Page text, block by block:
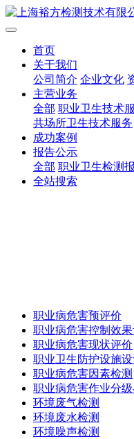
首页
关于我们
公司简介 企业文化
主营业务
全部 职业卫生技术
共场所卫生技术服务
成功案例
报告公示
全部 职业卫生检测
全站搜索
职业病危害预评价
职业病危害控制效
职业病危害现状评价
职业卫生防护设施
职业病危害因素检测
职业病危害作业分
环境废气检测
环境废水检测
环境噪声检测